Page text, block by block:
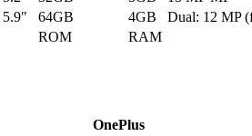
ROM RAM
5.9" 64GB 4GB Dual: 12 MP
OnePlus